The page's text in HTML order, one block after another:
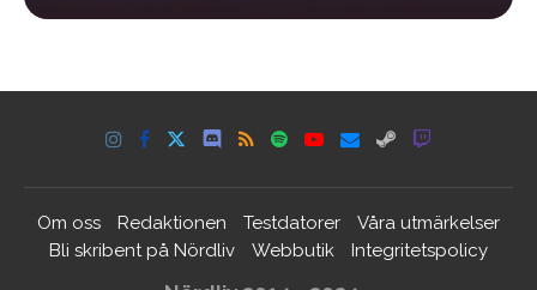
Om oss Redaktionen Testdatorer
Våra utmärkelser
Bli skribent på Nördliv
Webbutik Integritetspolicy